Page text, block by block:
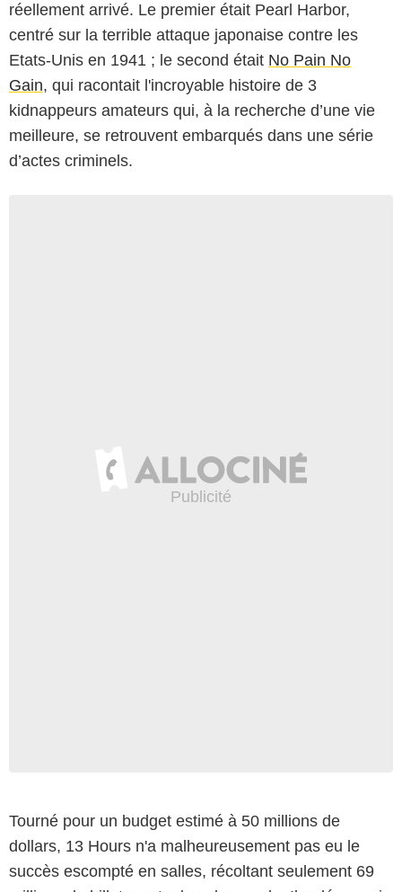
réellement arrivé. Le premier était Pearl Harbor,
centré sur la terrible attaque japonaise contre les
Etats-Unis en 1941 ; le second était No Pain No
Gain, qui racontait l'incroyable histoire de 3
kidnappeurs amateurs qui, à la recherche d’une vie
meilleure, se retrouvent embarqués dans une série
d’actes criminels.
Tourné pour un budget estimé à 50 millions de
dollars, 13 Hours n'a malheureusement pas eu le
succès escompté en salles, récoltant seulement 69